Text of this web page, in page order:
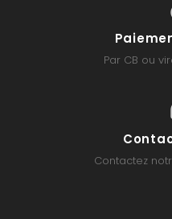
Par CB ou
Contactez